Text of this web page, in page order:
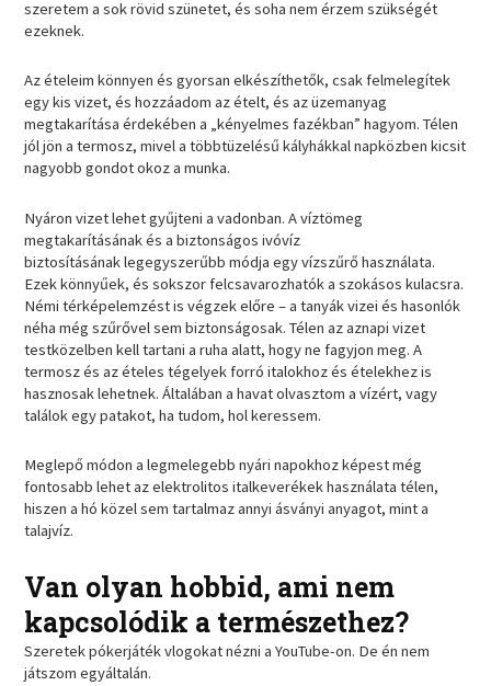
szeretem a sok rövid szünetet, és soha nem érzem szükségét
ezeknek.
Az ételeim könnyen és gyorsan elkészíthetők, csak felmelegítek
egy kis vizet, és hozzáadom az ételt, és az üzemanyag
megtakarítása érdekében a „kényelmes fazékban” hagyom. Télen
jól jön a termosz, mivel a többtüzelésű kályhákkal napközben kicsit
nagyobb gondot okoz a munka.
Nyáron vizet lehet gyűjteni a vadonban. A víztömeg
megtakarításának és a biztonságos ivóvíz
biztosításának legegyszerűbb módja egy vízszűrő használata.
Ezek könnyűek, és sokszor felcsavarozhatók a szokásos kulacsra.
Némi térképelemzést is végzek előre – a tanyák vizei és hasonlók
néha még szűrővel sem biztonságosak. Télen az aznapi vizet
testközelben kell tartani a ruha alatt, hogy ne fagyjon meg. A
termosz és az ételes tégelyek forró italokhoz és ételekhez is
hasznosak lehetnek. Általában a havat olvasztom a vízért, vagy
találok egy patakot, ha tudom, hol keressem.
Meglepő módon a legmelegebb nyári napokhoz képest még
fontosabb lehet az elektrolitos italkeverékek használata télen,
hiszen a hó közel sem tartalmaz annyi ásványi anyagot, mint a
talajvíz.
Van olyan hobbid, ami nem
kapcsolódik a természethez?
Szeretek pókerjáték vlogokat nézni a YouTube-on. De én nem
játszom egyáltalán.